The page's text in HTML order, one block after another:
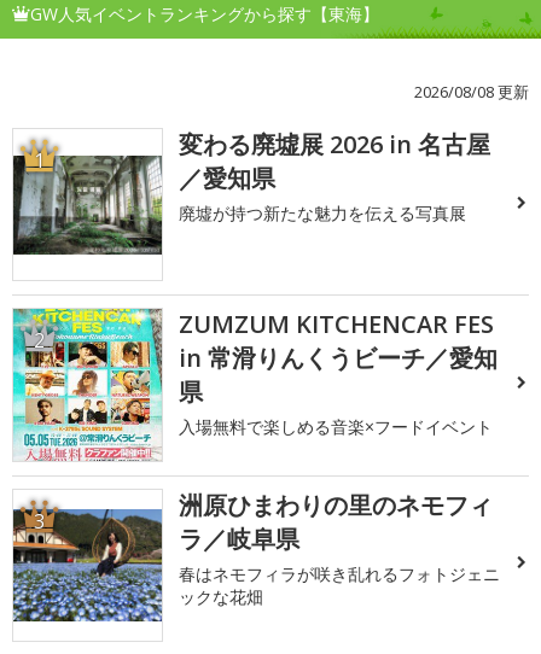
GW人気イベントランキングから探す【東海】
2026/08/08 更新
1
変わる廃墟展 2026 in 名古屋
／愛知県
廃墟が持つ新たな魅力を伝える写真展
2
ZUMZUM KITCHENCAR FES
in 常滑りんくうビーチ／愛知
県
入場無料で楽しめる音楽×フードイベント
3
洲原ひまわりの里のネモフィ
ラ／岐阜県
春はネモフィラが咲き乱れるフォトジェニ
ックな花畑